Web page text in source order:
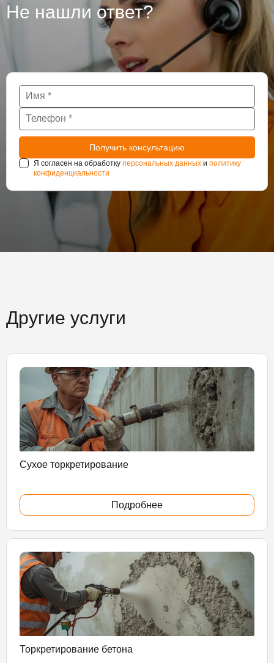
Не нашли ответ?
Я согласен на обработку персональных данных и политику
конфиденциальности
Другие услуги
Сухое торкретирование
Подробнее
Торкретирование бетона